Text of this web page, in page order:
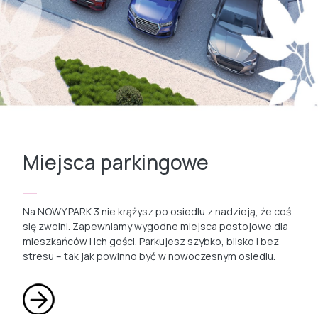
Miejsca parkingowe
Na NOWY PARK 3 nie krążysz po osiedlu z nadzieją, że coś
się zwolni. Zapewniamy wygodne miejsca postojowe dla
mieszkańców i ich gości. Parkujesz szybko, blisko i bez
stresu – tak jak powinno być w nowoczesnym osiedlu.